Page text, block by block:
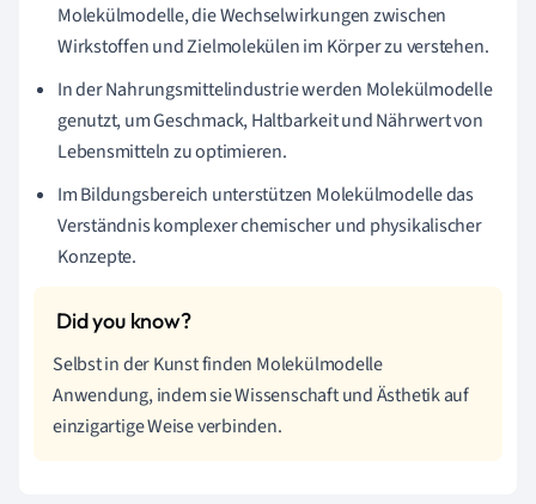
Molekülmodelle, die Wechselwirkungen zwischen
Wirkstoffen und Zielmolekülen im Körper zu verstehen.
In der Nahrungsmittelindustrie werden Molekülmodelle
genutzt, um Geschmack, Haltbarkeit und Nährwert von
Lebensmitteln zu optimieren.
Im Bildungsbereich unterstützen Molekülmodelle das
Verständnis komplexer chemischer und physikalischer
Konzepte.
Selbst in der Kunst finden Molekülmodelle
Anwendung, indem sie Wissenschaft und Ästhetik auf
einzigartige Weise verbinden.